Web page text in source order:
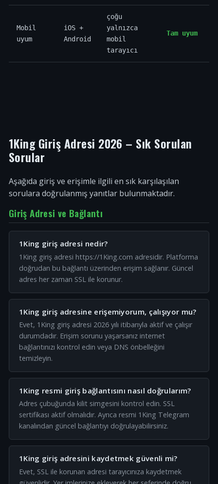
Mobil
uyum
iOS +
Android
çoğu
yalnızca
mobil
tarayıcı
Tam uyum
1King Giriş Adresi 2026 – Sık Sorulan
Sorular
Aşağıda giriş ve erişimle ilgili en sık karşılaşılan
sorulara doğrulanmış yanıtlar bulunmaktadır.
Giriş Adresi ve Bağlantı
1King giriş adresi nedir?
1King giriş adresi https://1King.com adresidir. Platforma
doğrudan bu bağlantı üzerinden erişim sağlanır. Güncel
adres her zaman SSL ile korunur.
1King giriş adresine erişemiyorum, çalışıyor mu?
Evet, 1King giriş adresi 2026 yılı itibarıyla aktif ve çalışır
durumdadır. Erişim sorunu yaşarsanız internet
bağlantınızı kontrol edin veya DNS önbelleğini
temizleyin.
1King resmi giriş bağlantısını nasıl doğrularım?
Adres çubuğunda kilit simgesini kontrol edin. SSL
sertifikası aktif olmalıdır. Ayrıca resmi 1King Telegram
kanalından güncel bağlantıyı doğrulayabilirsiniz.
1King giriş adresini kaydetmek güvenli mi?
Evet, SSL ile korunan adresi tarayıcınıza kaydetmek